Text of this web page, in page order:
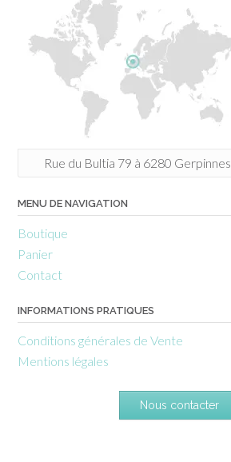
Rue du Bultia 79 à 6280 Gerpinnes
MENU DE NAVIGATION
Boutique
Panier
Contact
INFORMATIONS PRATIQUES
Conditions générales de Vente
Mentions légales
Nous contacter